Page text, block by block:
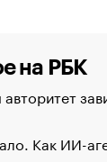
на РБК
Как ИИ-